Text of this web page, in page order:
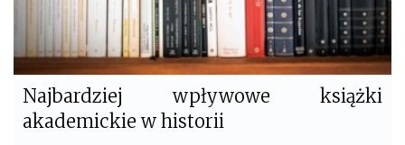
Najbardziej wpływowe książki
akademickie w historii